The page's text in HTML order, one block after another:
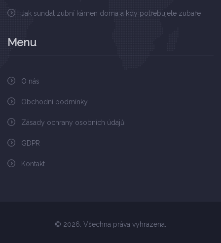
Jak sundat zubní kámen doma a kdy potřebujete zubaře
Menu
O nás
Obchodní podmínky
Zásady ochrany osobních údajů
GDPR
Kontakt
© 2026. Všechna práva vyhrazena.